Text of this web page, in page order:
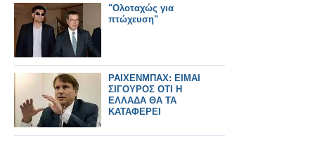
"Ολοταχώς για
πτώχευση"
ΡΑΙΧΕΝΜΠΑΧ: ΕΙΜΑΙ
ΣΙΓΟΥΡΟΣ ΟΤΙ Η
ΕΛΛΑΔΑ ΘΑ ΤΑ
ΚΑΤΑΦΕΡΕΙ